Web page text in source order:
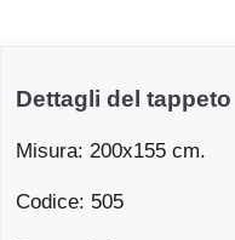
Dettagli del tappeto
Misura: 200x155 cm.
Codice: 505